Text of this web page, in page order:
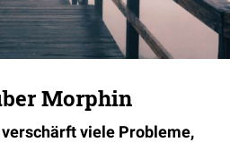
Morphin
viele Probleme,